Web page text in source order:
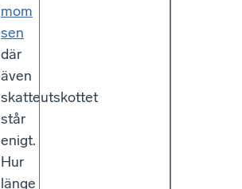
mom
sen
där
även
skatteutskottet
står
enigt.
Hur
länge